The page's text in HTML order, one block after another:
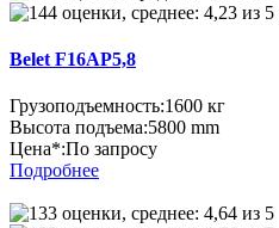
Belet F16AP5,8
Грузоподъемность:1600 кг
Высота подъема:5800 mm
Цена*:По запросу
Подробнее